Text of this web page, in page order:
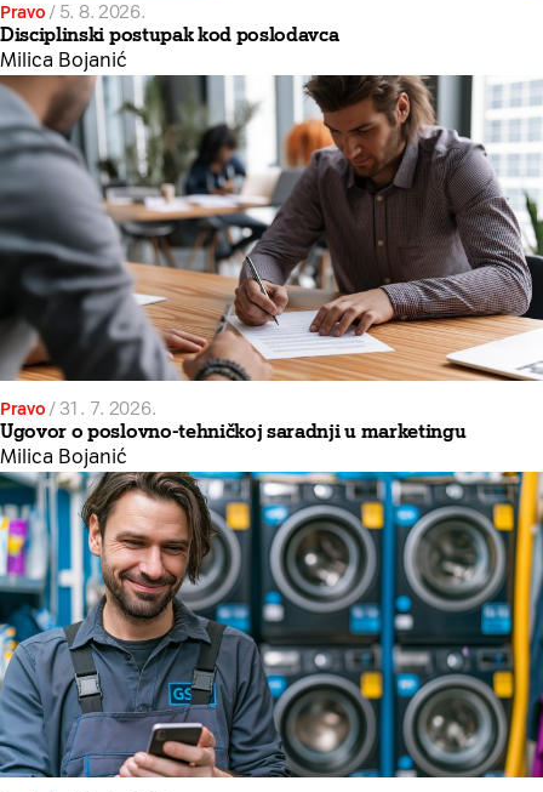
Pravo / 5. 8. 2026.
Disciplinski postupak kod poslodavca
Milica Bojanić
Pravo / 31. 7. 2026.
Ugovor o poslovno-tehničkoj saradnji u marketingu
Milica Bojanić